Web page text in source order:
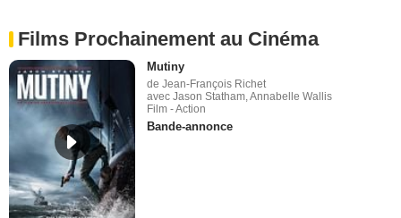
Films Prochainement au Cinéma
Mutiny
de Jean-François Richet
avec Jason Statham, Annabelle Wallis
Film - Action
Bande-annonce